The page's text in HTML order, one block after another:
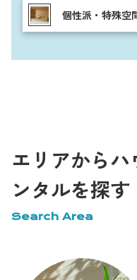
個性派・特殊空
エリアから
ンタルを探す
Search Area